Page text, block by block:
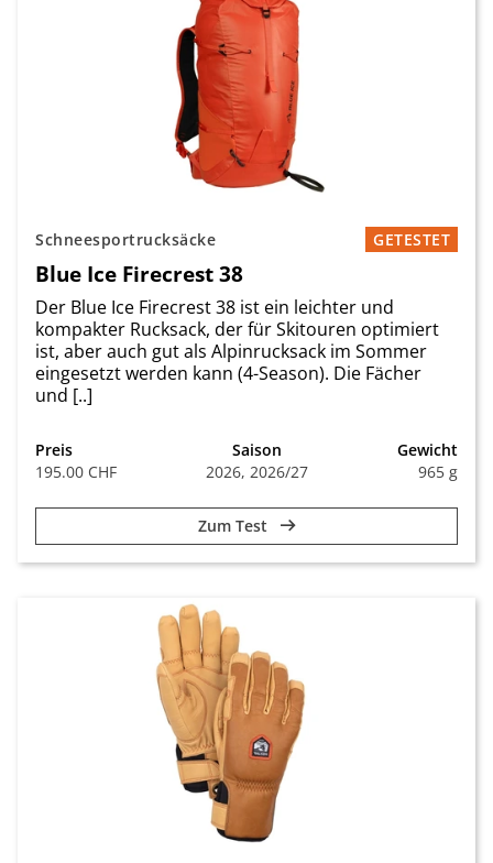
Schneesportrucksäcke GETESTET
Blue Ice Firecrest 38
Der Blue Ice Firecrest 38 ist ein leichter und
kompakter Rucksack, der für Skitouren optimiert
ist, aber auch gut als Alpinrucksack im Sommer
eingesetzt werden kann (4-Season). Die Fächer
und [..]
Preis
195.00 CHF
Saison
2026, 2026/27
Gewicht
965 g
Zum Test